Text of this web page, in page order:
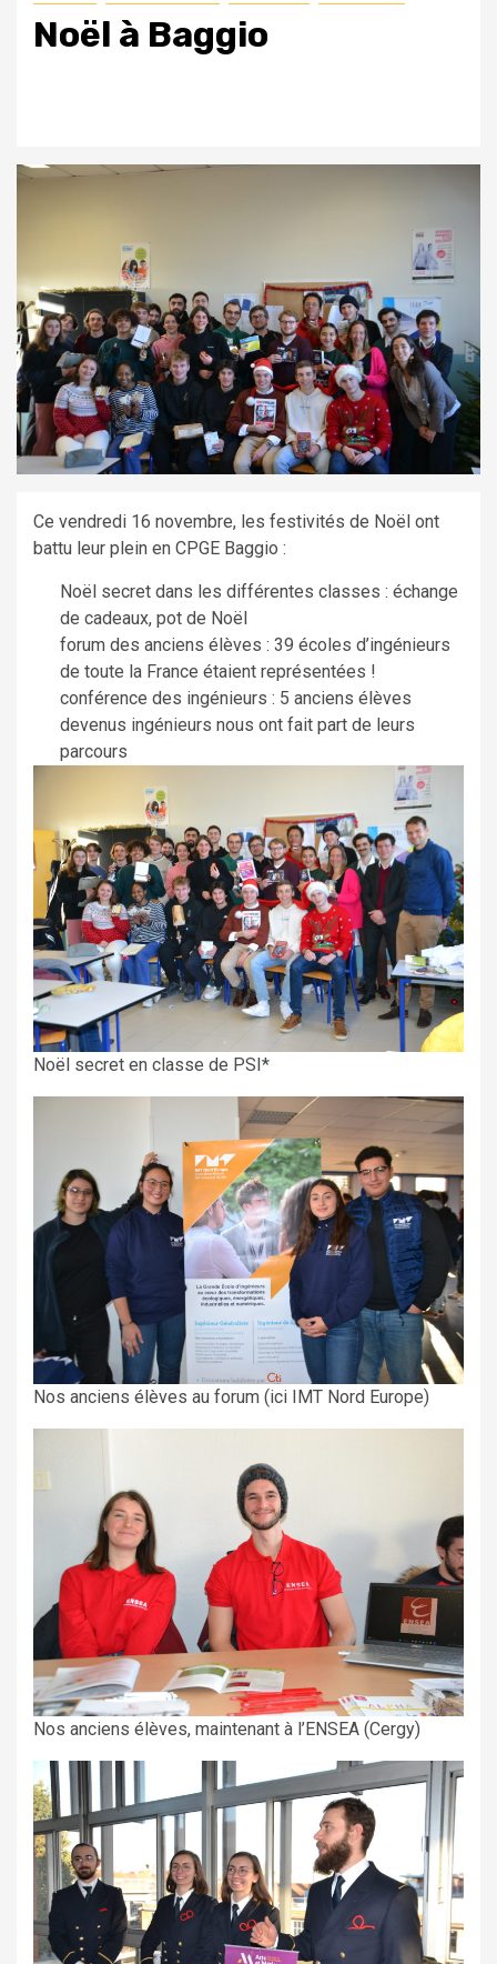
Noël à Baggio
Ce vendredi 16 novembre, les festivités de Noël ont
battu leur plein en CPGE Baggio :
Noël secret dans les différentes classes : échange
de cadeaux, pot de Noël
forum des anciens élèves : 39 écoles d’ingénieurs
de toute la France étaient représentées !
conférence des ingénieurs : 5 anciens élèves
devenus ingénieurs nous ont fait part de leurs
parcours
Noël secret en classe de PSI*
Nos anciens élèves au forum (ici IMT Nord Europe)
Nos anciens élèves, maintenant à l’ENSEA (Cergy)